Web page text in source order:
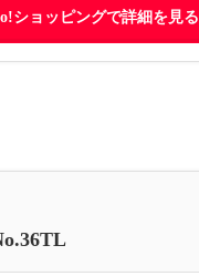
ショッピングで詳細を見る